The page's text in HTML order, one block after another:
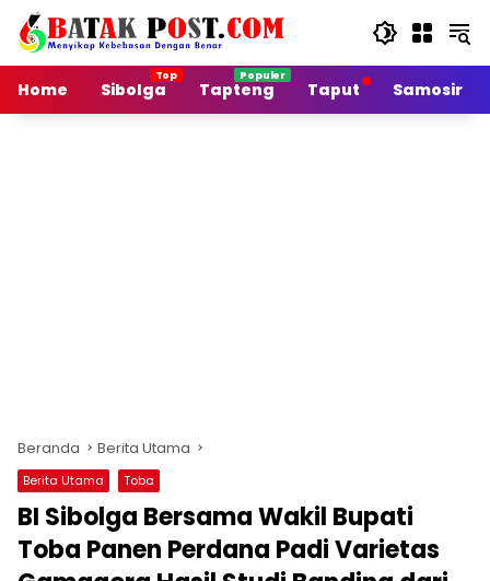
Langsung
konten
Home
Sibolga Tapteng Taput Samosir
Beranda Berita Utama
Berita Utama Toba
BI Sibolga Bersama Wakil Bupati
Toba Panen Perdana Padi Varietas